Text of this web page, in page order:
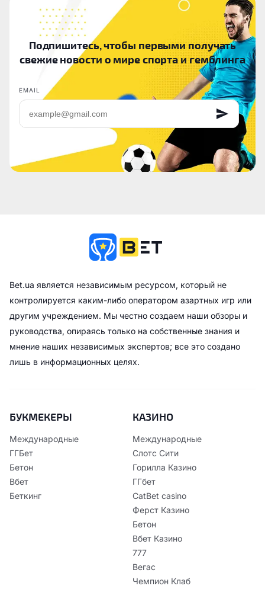
Подпишитесь, чтобы первыми получать
свежие новости о мире спорта и гемблинга
EMAIL
Bet.ua является независимым ресурсом, который не
контролируется каким-либо оператором азартных игр или
другим учреждением. Мы честно создаем наши обзоры и
руководства, опираясь только на собственные знания и
мнение наших независимых экспертов; все это создано
лишь в информационных целях.
БУКМЕКЕРЫ
Международные
ГГБет
Бетон
Вбет
Беткинг
КАЗИНО
Международные
Слотс Сити
Горилла Казино
ГГбет
CatBet casino
Ферст Казино
Бетон
Вбет Казино
777
Вегас
Чемпион Клаб